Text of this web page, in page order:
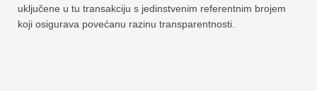
uključene u tu transakciju s jedinstvenim referentnim brojem
koji osigurava povećanu razinu transparentnosti.